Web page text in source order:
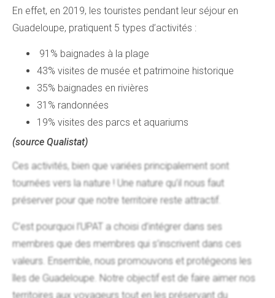
En effet, en 2019, les touristes pendant leur séjour en
Guadeloupe, pratiquent 5 types d’activités :
91% baignades à la plage
43% visites de musée et patrimoine historique
35% baignades en rivières
31% randonnées
19% visites des parcs et aquariums
(source Qualistat)
Ces activités, bien que variées principalement sont
tournées vers la nature ! Une nature qu’il nous faut
préserver pour que notre territoire reste attractif.
C’est pourquoi l’UPAT a choisi d’intégrer dans ses
membres que des membres qui s’inscrivent dans ces
valeurs. Ensemble, nous promouvons et protégeons les
îles de Guadeloupe. Notre objectif est de faire aimer nos
territoires aux voyageurs tout en les préservant du